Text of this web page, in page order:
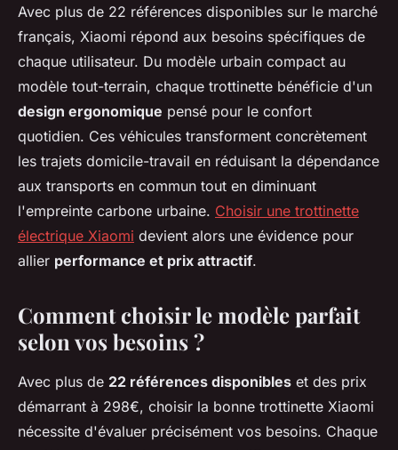
Avec plus de 22 références disponibles sur le marché
français, Xiaomi répond aux besoins spécifiques de
chaque utilisateur. Du modèle urbain compact au
modèle tout-terrain, chaque trottinette bénéficie d'un
design ergonomique pensé pour le confort
quotidien. Ces véhicules transforment concrètement
les trajets domicile-travail en réduisant la dépendance
aux transports en commun tout en diminuant
l'empreinte carbone urbaine. Choisir une trottinette
électrique Xiaomi devient alors une évidence pour
allier performance et prix attractif.
Comment choisir le modèle parfait
selon vos besoins ?
Avec plus de 22 références disponibles et des prix
démarrant à 298€, choisir la bonne trottinette Xiaomi
nécessite d'évaluer précisément vos besoins. Chaque